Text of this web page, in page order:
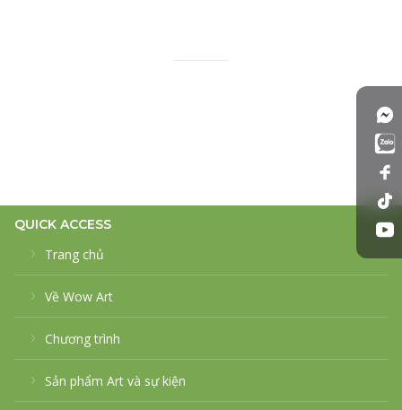
QUICK ACCESS
Trang chủ
Về Wow Art
Chương trình
Sản phẩm Art và sự kiện